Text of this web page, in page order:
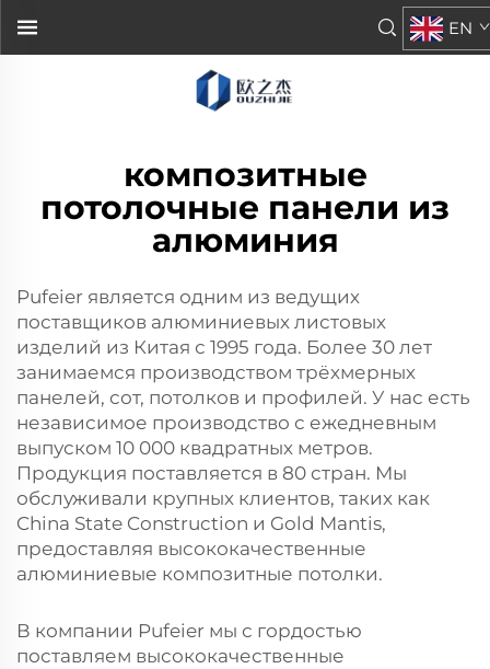
EN
композитные
потолочные панели из
алюминия
Pufeier является одним из ведущих
поставщиков алюминиевых листовых
изделий из Китая с 1995 года. Более 30 лет
занимаемся производством трёхмерных
панелей, сот, потолков и профилей. У нас есть
независимое производство с ежедневным
выпуском 10 000 квадратных метров.
Продукция поставляется в 80 стран. Мы
обслуживали крупных клиентов, таких как
China State Construction и Gold Mantis,
предоставляя высококачественные
алюминиевые композитные потолки.
В компании Pufeier мы с гордостью
поставляем высококачественные